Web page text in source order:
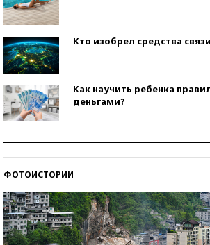
Кто изобрел средства
Как научить ребенка
деньгами?
ФОТОИСТОРИИ